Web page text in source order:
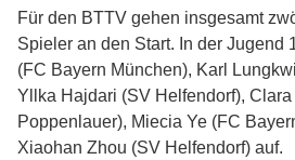
Für den BTTV gehen insgesamt
Spieler an den Start. In der Jugend
(FC Bayern München), Karl
Yllka Hajdari (SV Helfendorf),
Poppenlauer), Miecia Ye (FC
Xiaohan Zhou (SV Helfendorf) auf.